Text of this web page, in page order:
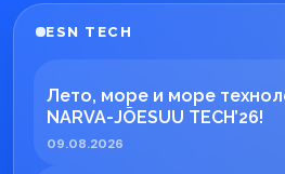
ESN TECH
Лето, море и море
NARVA-JÕESUU TECH’26!
09.08.2026